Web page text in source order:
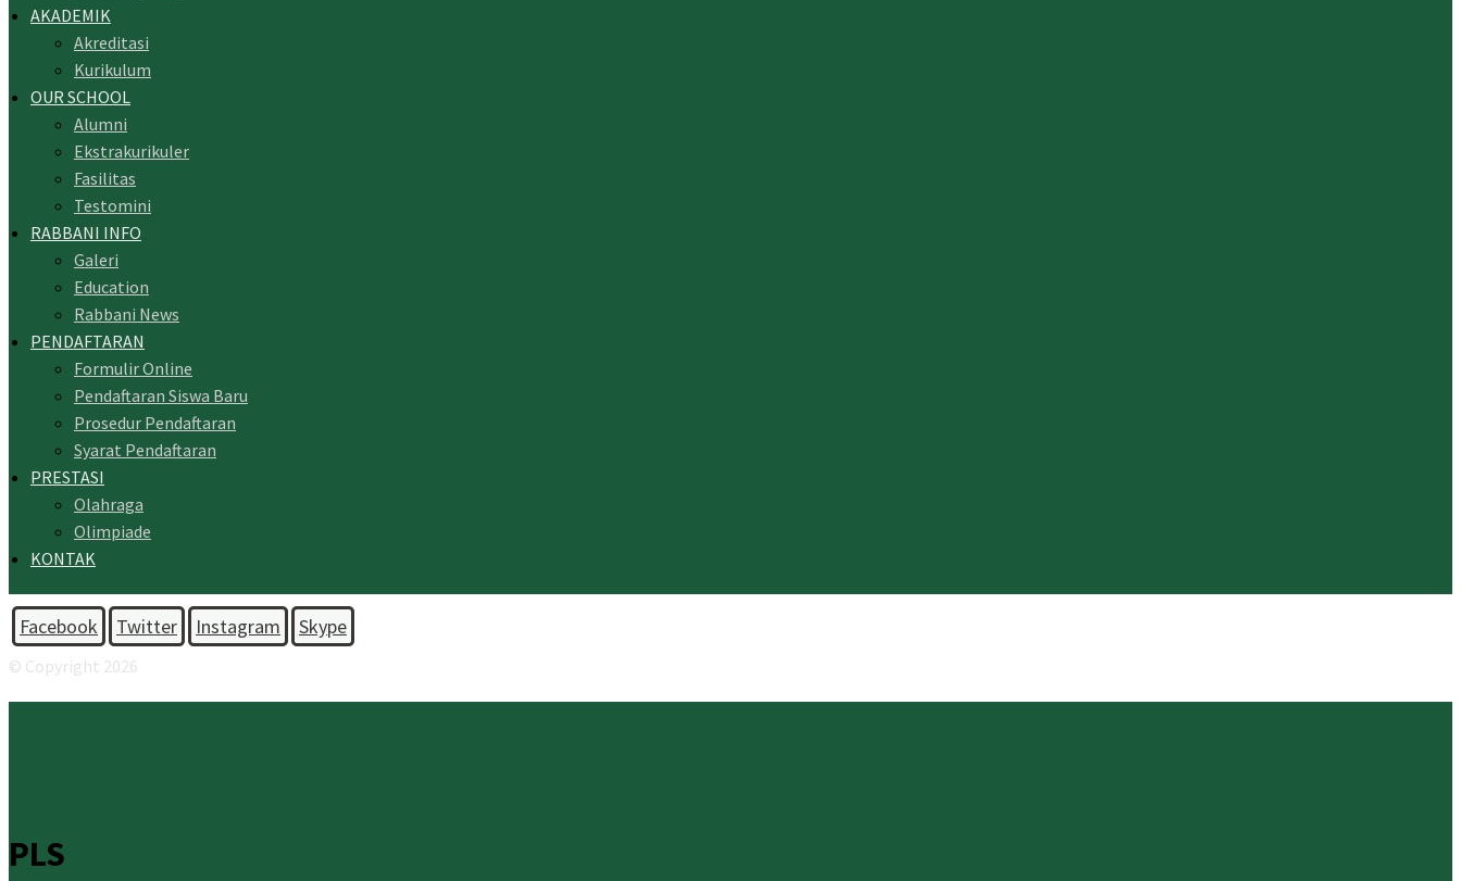
AKADEMIK
Akreditasi
Kurikulum
OUR SCHOOL
Alumni
Ekstrakurikuler
Fasilitas
Testomini
RABBANI INFO
Galeri
Education
Rabbani News
PENDAFTARAN
Formulir Online
Pendaftaran Siswa Baru
Prosedur Pendaftaran
Syarat Pendaftaran
PRESTASI
Olahraga
Olimpiade
KONTAK
Facebook Twitter Instagram Skype
© Copyright 2026
PLS